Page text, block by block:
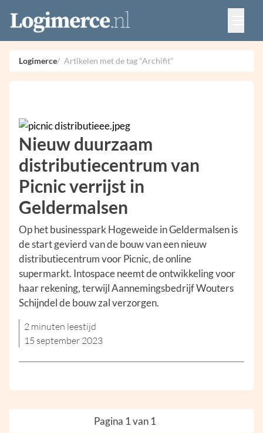
Vacatures
Events
Adverteren
Partners
Logimerce Artikelen met de tag "Archifit"
Nieuw duurzaam
distributiecentrum van
Picnic verrijst in
Geldermalsen
Op het businesspark Hogeweide in Geldermalsen is
de start gevierd van de bouw van een nieuw
distributiecentrum voor Picnic, de online
supermarkt. Intospace neemt de ontwikkeling voor
haar rekening, terwijl Aannemingsbedrijf Wouters
Schijndel de bouw zal verzorgen.
2 minuten leestijd
15 september 2023
Pagina 1 van 1